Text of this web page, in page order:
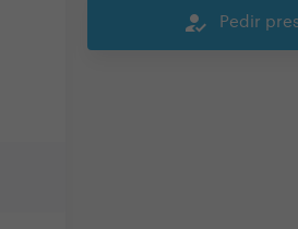
how_to_reg Pedir